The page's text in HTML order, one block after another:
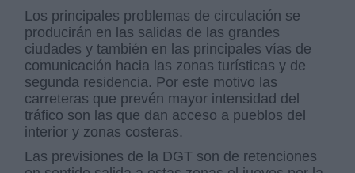
Los principales problemas de circulación se
producirán en las salidas de las grandes
ciudades y también en las principales vías de
comunicación hacia las zonas turísticas y de
segunda residencia. Por este motivo las
carreteras que prevén mayor intensidad del
tráfico son las que dan acceso a pueblos del
interior y zonas costeras.
Las previsiones de la DGT son de retenciones